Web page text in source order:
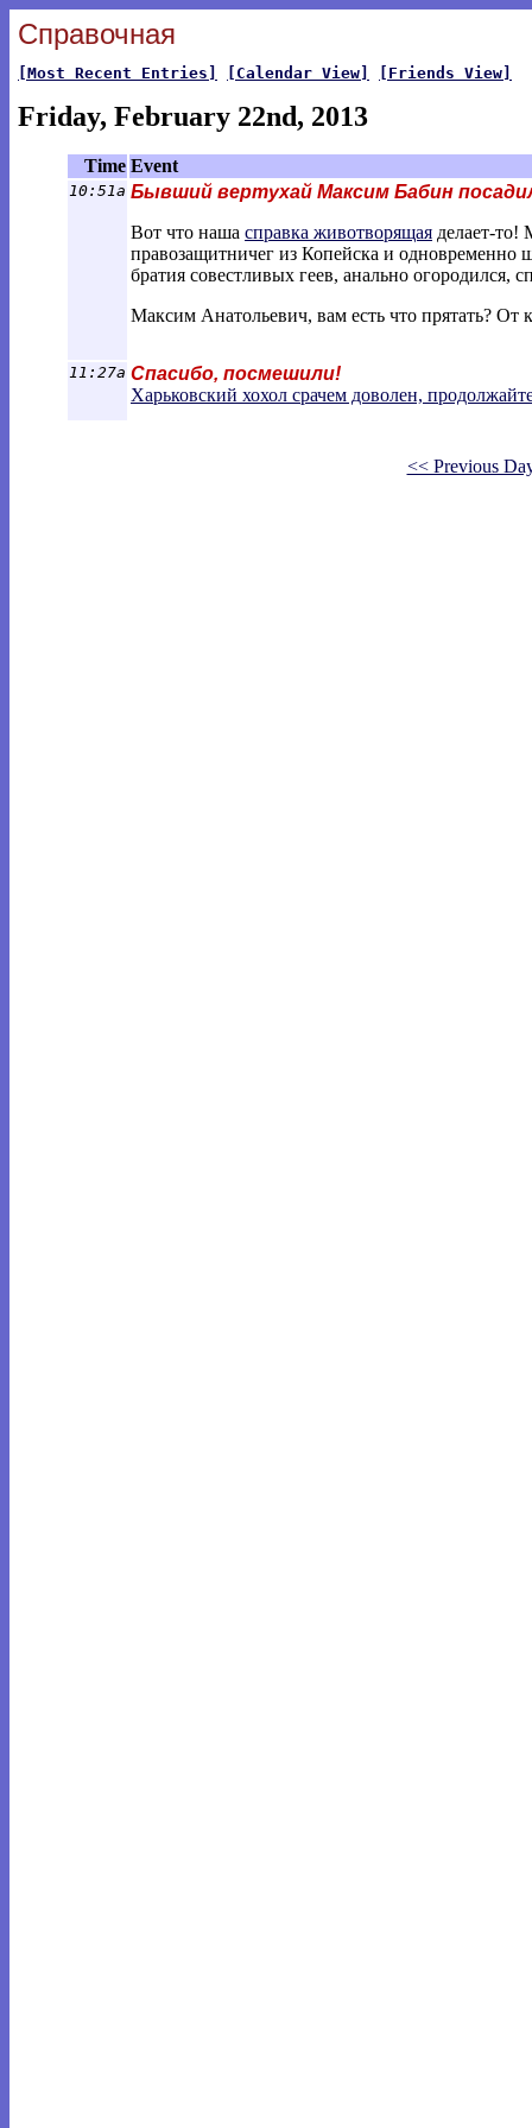
Справочная
[Most Recent Entries] [Calendar View] [Friends View]
Friday, February 22nd, 2013
Time Event
10:51a Бывший вертухай Максим Бабин
Вот что наша справка животворящая делает-
правозащитничег из Копейска и одновременно
братия совестливых геев, анально огородился,
Максим Анатольевич, вам есть что прятать? От
11:27a Спасибо, посмешили!
Харьковский хохол срачем доволен,
<< Previous